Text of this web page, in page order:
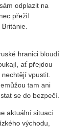
odplazit na
přežil
hranici bloudí
ať přejdou
vpustit.
tam ani
se do bezpečí.
aktuální situaci
východu,